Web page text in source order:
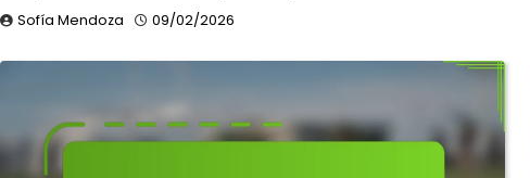
Sofía Mendoza 09/02/2026